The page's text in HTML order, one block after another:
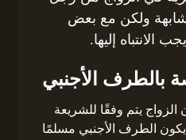
ولكن مع بعض
الانتباه إليها.
يتم وفقًا للشريعة
يكون الطرف الأجنبي مسلمًا